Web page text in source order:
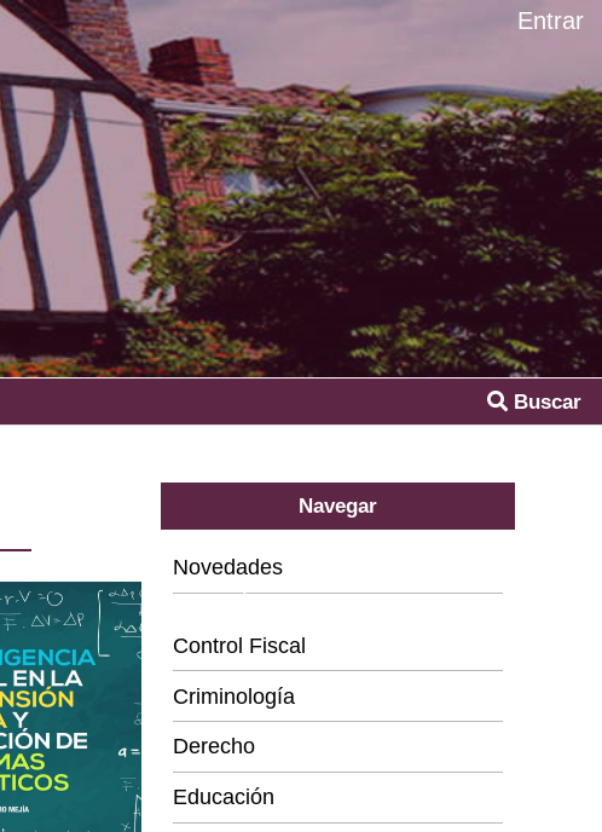
Buscar
Entrar
Navegar
Novedades
Categorías
Control Fiscal
Criminología
Derecho
Educación